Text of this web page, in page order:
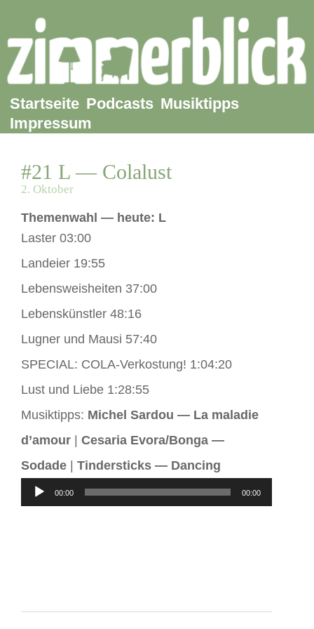
Startseite Podcasts Musiktipps
Impressum
#21 L — Colalust
2. Oktober
Themenwahl — heute: L
Laster 03:00
Landeier 19:55
Lebensweisheiten 37:00
Lebenskünstler 48:16
Lugner und Mausi 57:40
SPECIAL: COLA-Verkostung! 1:04:20
Lust und Liebe 1:28:55
Musiktipps: Michel Sardou — La maladie
d’amour
Cesaria Evora/Bonga —
Sodade
Tindersticks — Dancing
Audio-
Player00:00 00:00